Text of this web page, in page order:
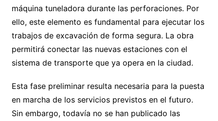
máquina tuneladora durante las perforaciones. Por
ello, este elemento es fundamental para ejecutar los
trabajos de excavación de forma segura. La obra
permitirá conectar las nuevas estaciones con el
sistema de transporte que ya opera en la ciudad.
Esta fase preliminar resulta necesaria para la puesta
en marcha de los servicios previstos en el futuro.
Sin embargo, todavía no se han publicado las